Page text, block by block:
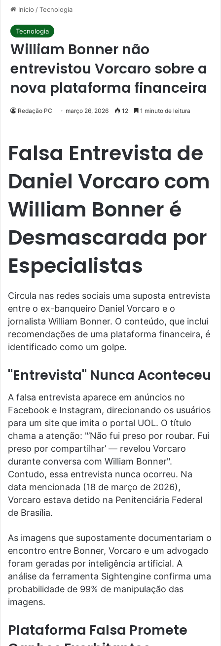
Início /Tecnologia
Tecnologia
William Bonner não
entrevistou Vorcaro sobre a
nova plataforma financeira
Redação PC março 26, 2026 12 1 minuto de leitura
Falsa Entrevista de
Daniel Vorcaro com
William Bonner é
Desmascarada por
Especialistas
Circula nas redes sociais uma suposta entrevista
entre o ex-banqueiro Daniel Vorcaro e o
jornalista William Bonner. O conteúdo, que inclui
recomendações de uma plataforma financeira, é
identificado como um golpe.
"Entrevista" Nunca Aconteceu
A falsa entrevista aparece em anúncios no
Facebook e Instagram, direcionando os usuários
para um site que imita o portal UOL. O título
chama a atenção: "’Não fui preso por roubar. Fui
preso por compartilhar’ — revelou Vorcaro
durante conversa com William Bonner".
Contudo, essa entrevista nunca ocorreu. Na
data mencionada (18 de março de 2026),
Vorcaro estava detido na Penitenciária Federal
de Brasília.
As imagens que supostamente documentariam o
encontro entre Bonner, Vorcaro e um advogado
foram geradas por inteligência artificial. A
análise da ferramenta Sightengine confirma uma
probabilidade de 99% de manipulação das
imagens.
Plataforma Falsa Promete